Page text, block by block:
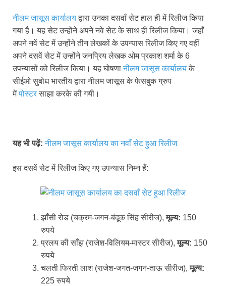
नीलम जासूस कार्यालयद्वारा उनका दसवाँ सेट हाल ही में रिलीज किया
गया है। यह सेट उन्होंने अपने नवे सेट के साथ ही रिलीज किया। जहाँ
अपने नवें सेट में उन्होंने तीन लेखकों के उपन्यास रिलीज किए गए वहीं
अपने दसवें सेट में उन्होंने जनप्रिय लेखक ओम प्रकाश शर्मा के 6
उपन्यासों को रिलीज किया। यह घोषणानीलम जासूस कार्यालयके
सीईओ सुबोध भारतीय द्वारा नीलम जासूस के फेसबुक ग्रुप
मेंपोस्टरसाझा करके की गयी।
यह भी पढ़ें: नीलम जासूस कार्यालय का नवाँ सेट हुआ रिलीज
इस दसवें सेट में रिलीज किए गए उपन्यास निम्न हैं:
झाँसी रोड (चक्रम-जगन-बंदूक सिंह सीरीज),मूल्य: 150
रुपये
प्रलय की साँझ (राजेश-विलियम-मास्टर सीरीज),मूल्य: 150
रुपये
चलती फिरती लाश (राजेश-जगत-जगन-ताऊ सीरीज),मूल्य:
225 रुपये